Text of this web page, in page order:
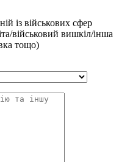
із військових сфер
військовий вишкіл/інша
тощо)